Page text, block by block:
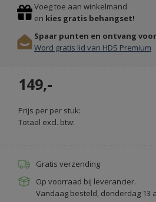
KARPETTEN
KARPETTENVOORDELIG
Voeg toe aan winkelmand
en kies gratis behangset!
Spaar punten en ontvang
Word gratis lid van HDS Premium
149,-
Prijs per per stuk:
Totaal excl. btw:
Gratis verzending
Op voorraad bij leverancier.
Vandaag besteld, donderdag 13